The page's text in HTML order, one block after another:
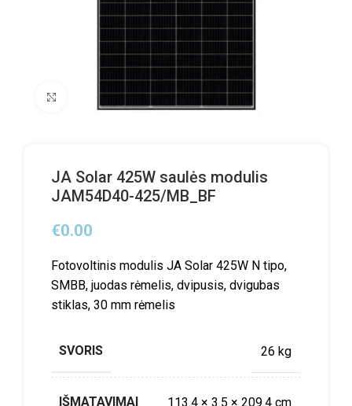
Click to enlarge
JA Solar 425W saulės modulis
JAM54D40-425/MB_BF
€0.00
Fotovoltinis modulis JA Solar 425W N tipo,
SMBB, juodas rėmelis, dvipusis, dvigubas
stiklas, 30 mm rėmelis
SVORIS 26 kg
IŠMATAVIMAI 113.4 × 3.5 × 209.4 cm